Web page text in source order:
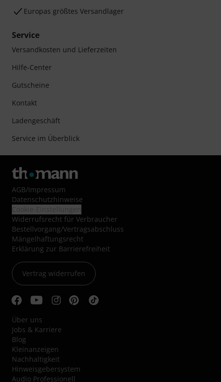
Europas größtes Versandlager
Service
Versandkosten und Lieferzeiten
Hilfe-Center
Gutscheine
Kontakt
Ladengeschäft
Service im Überblick
AGB/Impressum
Datenschutzhinweise
Widerrufsrecht für Verbraucher
Bestellvorgang/Vertragsabschluss
Mängelhaftungsrecht
Erklärung zur Barrierefreiheit
Vertrag widerrufen
Über uns
Jobs & Karriere
Blog
Kleinanzeigen
Nachhaltigkeit
Hinweisgebersystem
Audio Professionell